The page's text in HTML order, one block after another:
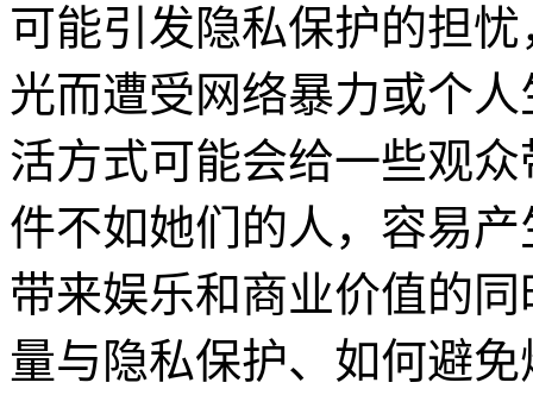
可能引发隐私保护的担
光而遭受网络暴力或个
活方式可能会给一些观
件不如她们的人，容易
带来娱乐和商业价值的
量与隐私保护、如何避